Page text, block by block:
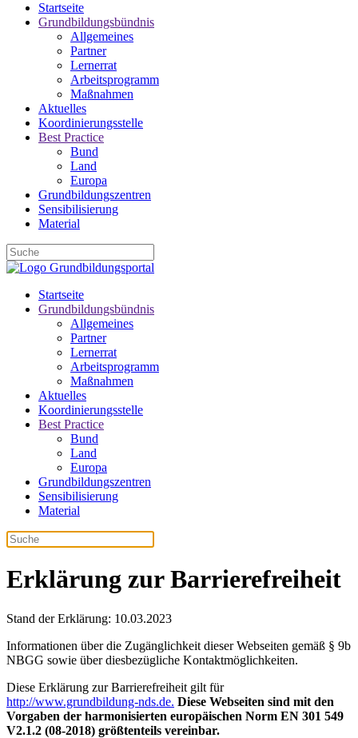
Startseite
Grundbildungsbündnis
Allgemeines
Partner
Lernerrat
Arbeitsprogramm
Maßnahmen
Aktuelles
Koordinierungsstelle
Best Practice
Bund
Land
Europa
Grundbildungszentren
Sensibilisierung
Material
Startseite
Grundbildungsbündnis
Allgemeines
Partner
Lernerrat
Arbeitsprogramm
Maßnahmen
Aktuelles
Koordinierungsstelle
Best Practice
Bund
Land
Europa
Grundbildungszentren
Sensibilisierung
Material
Erklärung zur Barrierefreiheit
Stand der Erklärung: 10.03.2023
Informationen über die Zugänglichkeit dieser Webseiten gemäß § 9b
NBGG sowie über diesbezügliche Kontaktmöglichkeiten.
Diese Erklärung zur Barrierefreiheit gilt für
http://www.grundbildung-nds.de. Diese Webseiten sind mit den
Vorgaben der harmonisierten europäischen Norm EN 301 549
V2.1.2 (08-2018) größtenteils vereinbar.